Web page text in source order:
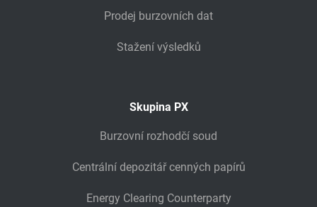
Prodej burzovních dat
Stažení výsledků
Skupina PX
Burzovní rozhodčí soud
Centrální depozitář cenných papírů
Energy Clearing Counterparty